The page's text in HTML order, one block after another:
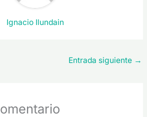
Ignacio Ilundain
Entrada siguiente →